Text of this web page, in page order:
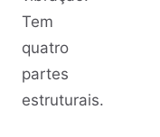
Tem
quatro
partes
estruturais.